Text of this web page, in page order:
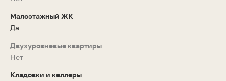
Малоэтажный ЖК
Да
Двухуровневые квартиры
Нет
Кладовки и келлеры